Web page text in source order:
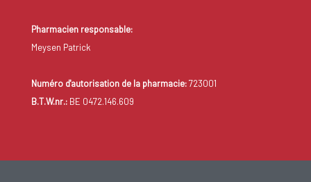
Pharmacien responsable:
Meysen Patrick
Numéro d'autorisation de la pharmacie:723001
B.T.W.nr.:BE 0472.146.609